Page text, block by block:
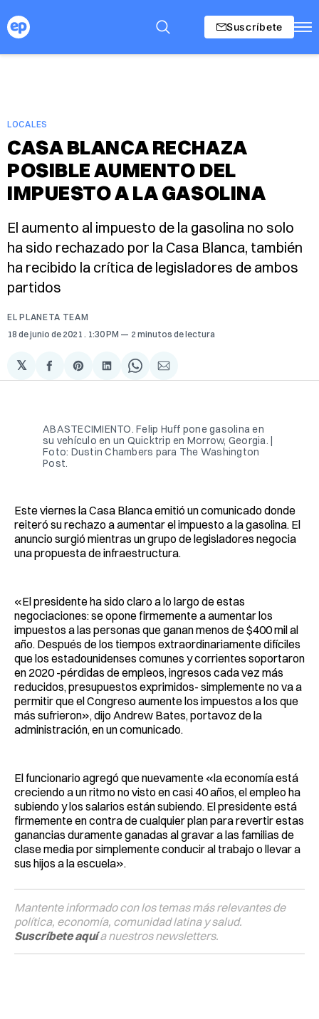
Suscríbete
LOCALES
CASA BLANCA RECHAZA
POSIBLE AUMENTO DEL
IMPUESTO A LA GASOLINA
El aumento al impuesto de la gasolina no solo
ha sido rechazado por la Casa Blanca, también
ha recibido la crítica de legisladores de ambos
partidos
EL PLANETA TEAM
18 de junio de 2021 . 1:30 PM 2 minutos de lectura
𝕏
Compartir
en
Share
on
Compartir
en
Share
on
Compartir
via
ABASTECIMIENTO. Felip Huff pone gasolina en
su vehículo en un Quicktrip en Morrow, Georgia. |
Foto: Dustin Chambers para The Washington
Post.
Este viernes la Casa Blanca emitió un comunicado donde
reiteró su rechazo a aumentar el impuesto a la gasolina. El
anuncio surgió mientras un grupo de legisladores negocia
una propuesta de infraestructura.
«El presidente ha sido claro a lo largo de estas
negociaciones: se opone firmemente a aumentar los
impuestos a las personas que ganan menos de $400 mil al
año. Después de los tiempos extraordinariamente difíciles
que los estadounidenses comunes y corrientes soportaron
en 2020 -pérdidas de empleos, ingresos cada vez más
reducidos, presupuestos exprimidos- simplemente no va a
permitir que el Congreso aumente los impuestos a los que
más sufrieron», dijo Andrew Bates, portavoz de la
administración, en un comunicado.
El funcionario agregó que nuevamente «la economía está
creciendo a un ritmo no visto en casi 40 años, el empleo ha
subiendo y los salarios están subiendo. El presidente está
firmemente en contra de cualquier plan para revertir estas
ganancias duramente ganadas al gravar a las familias de
clase media por simplemente conducir al trabajo o llevar a
sus hijos a la escuela».
Mantente informado con los temas más relevantes de
política, economía, comunidad latina y salud.
Suscríbete aquía nuestros newsletters.